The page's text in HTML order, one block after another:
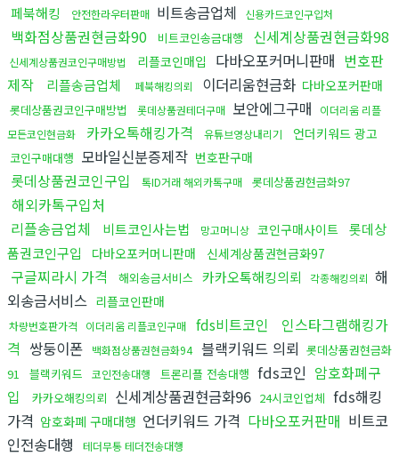
페북해킹 안전한라우터판매 비트송금업체 신용카드코인구입처
백화점상품권현금화90 비트코인송금대행 신세계상품권현금화98
신세계상품권코인구매방법 리플코인매입 다바오포커머니판매 번호판
제작
리플송금업체 페북해킹의뢰 이더리움현금화 다바오포커판매
롯데상품권코인구매방법 롯데상품권테더구매 보안에그구매
이더리움 리플
모든코인현금화
카카오톡해킹가격 유튜브영상내리기 언더키워드 광고
코인구매대행 모바일신분증제작 번호판구매
롯데상품권코인구입 톡ID거래 해외카톡구매 롯데상품권현금화97
해외카톡구입처
리플송금업체
비트코인사는법 망고머니상 코인구매사이트 롯데상
품권코인구입
다바오포커머니판매 신세계상품권현금화97
구글찌라시 가격 해외송금서비스 카카오톡해킹의뢰 각종해킹의뢰 해
외송금서비스 리플코인판매
차량번호판가격 이더리움 리플코인구매 fds비트코인
인스타그램해킹가
격 쌍둥이폰 백화점상품권현금화94 블랙키워드 의뢰 롯데상품권현금화
91
블랙키워드 코인전송대행 트론리플 전송대행 fds코인 암호화폐구
입
카카오해킹의뢰 신세계상품권현금화96 24시코인업체 fds해킹
가격 암호화폐 구매대행 언더키워드 가격 다바오포커판매 비트코
인전송대행
테더무통 테더전송대행